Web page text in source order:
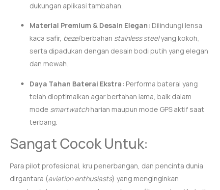
dukungan aplikasi tambahan.
Material Premium & Desain Elegan: Dilindungi lensa
kaca safir, bezelberbahan stainless steelyang kokoh,
serta dipadukan dengan desain bodi putih yang elegan
dan mewah.
Daya Tahan Baterai Ekstra: Performa baterai yang
telah dioptimalkan agar bertahan lama, baik dalam
mode smartwatchharian maupun mode GPS aktif saat
terbang.
Sangat Cocok Untuk:
Para pilot profesional, kru penerbangan, dan pencinta dunia
dirgantara (aviation enthusiasts) yang menginginkan